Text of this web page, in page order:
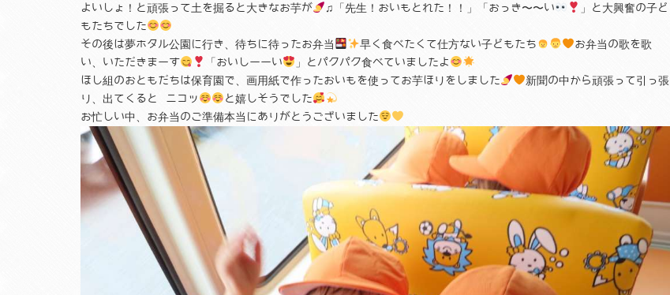
よいしょ！と頑張って土を掘ると大きなお芋が
♫「先生！おいもとれた！！」「おっき〜〜い
」と大興奮の子ど
もたちでした
その後は夢ホタル公園に行き、待ちに待ったお弁当
早く食べたくて仕方ない子どもたち
お弁当の歌を歌
い、いただきまーす
「おいしーーい
」とパクパク食べていましたよ
ほし組のおともだちは保育園で、画用紙で作ったおいもを使ってお芋ほりをしました
新聞の中から頑張って引っ張
り、出てくると ニコッ
と嬉しそうでした
お忙しい中、お弁当のご準備本当にありがとうございました